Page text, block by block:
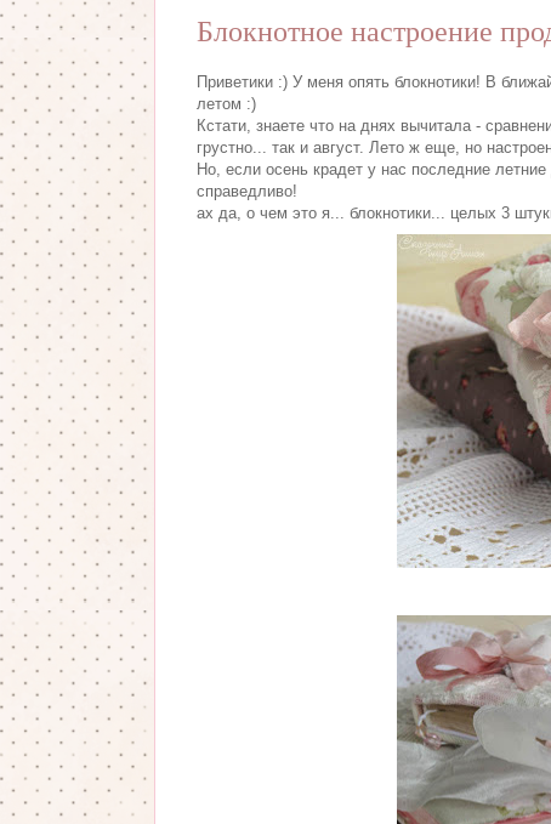
Блокнотное настроение
Приветики :) У меня опять блокнотики! В
летом :)
Кстати, знаете что на днях вычитала -
грустно... так и август. Лето ж еще, но
Но, если осень крадет у нас последние
справедливо!
ах да, о чем это я... блокнотики... целых 3